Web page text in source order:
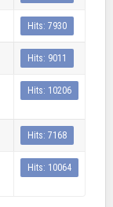
Hits: 7930
Hits: 9011
Hits: 10206
Hits: 7168
Hits: 10064